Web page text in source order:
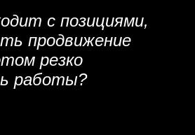
с позициями,
продвижение
резко
работы?